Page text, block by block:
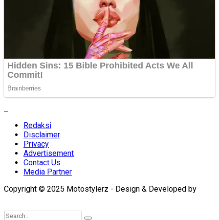
Redaksi
Disclaimer
Privacy
Advertisement
Contact Us
Media Partner
Copyright © 2025 Motostylerz - Design & Developed by